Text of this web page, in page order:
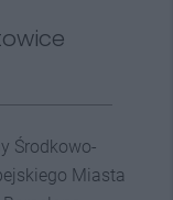
Środkowo-
Miasta